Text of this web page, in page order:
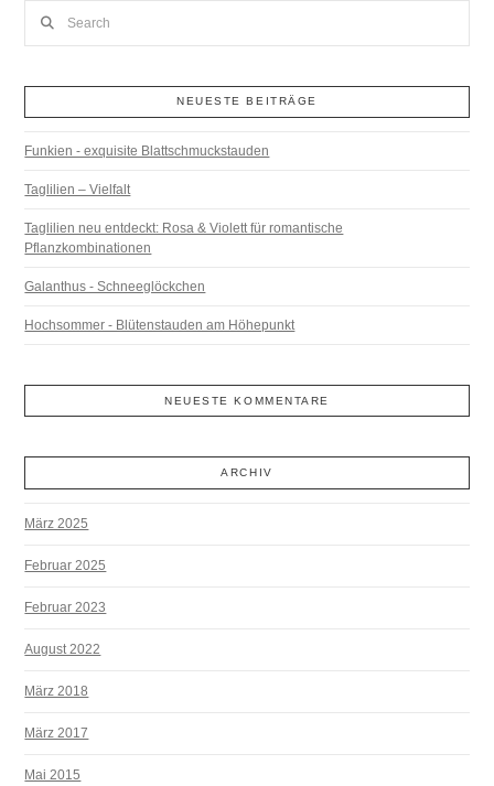
NEUESTE BEITRÄGE
Funkien - exquisite Blattschmuckstauden
Taglilien – Vielfalt
Taglilien neu entdeckt: Rosa & Violett für romantische
Pflanzkombinationen
Galanthus - Schneeglöckchen
Hochsommer - Blütenstauden am Höhepunkt
NEUESTE KOMMENTARE
ARCHIV
März 2025
Februar 2025
Februar 2023
August 2022
März 2018
März 2017
Mai 2015